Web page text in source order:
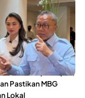
Utara Dipercepat,
Pastikan MBG
Lokal